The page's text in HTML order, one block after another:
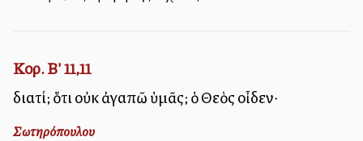
Κορ. Β' 11,11
διατί; ὅτι οὐκ ἀγαπῶ ὑμᾶς; ὁ Θεὸς οἶδεν·
Σωτηρόπουλου